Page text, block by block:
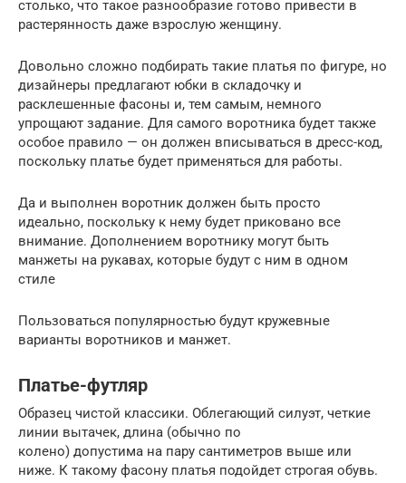
столько, что такое разнообразие готово привести в
растерянность даже взрослую женщину.
Довольно сложно подбирать такие платья по фигуре, но
дизайнеры предлагают юбки в складочку и
расклешенные фасоны и, тем самым, немного
упрощают задание. Для самого воротника будет также
особое правило — он должен вписываться в дресс-код,
поскольку платье будет применяться для работы.
Да и выполнен воротник должен быть просто
идеально, поскольку к нему будет приковано все
внимание. Дополнением воротнику могут быть
манжеты на рукавах, которые будут с ним в одном
стиле
Пользоваться популярностью будут кружевные
варианты воротников и манжет.
Платье-футляр
Образец чистой классики. Облегающий силуэт, четкие
линии вытачек, длина (обычно по
колено) допустима на пару сантиметров выше или
ниже. К такому фасону платья подойдет строгая обувь.